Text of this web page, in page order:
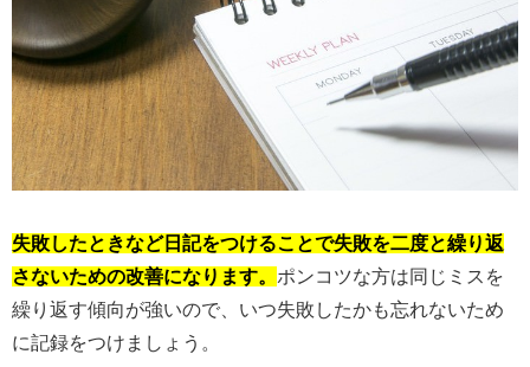
失敗したときなど日記をつけることで失敗を二度と繰り返
さないための改善になります。 ポンコツな方は同じミスを
繰り返す傾向が強いので、いつ失敗したかも忘れないため
に記録をつけましょう。